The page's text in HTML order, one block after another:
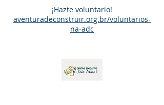
¡Hazte voluntario!
aventuradeconstruir.org.br/voluntarios-
na-adc